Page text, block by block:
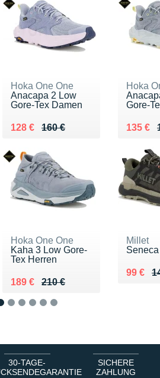
Hoka One One
Anacapa 2 Low
Gore-Tex Damen
160 €
Au lieu de 160 €
128 €
Vendu 128 €
Hoka
Gore-
Au lieu
135 €
Vendu
Hoka One One
Kaha 3 Low Gore-
Tex Herren
210 €
Au lieu de 210 €
189 €
Vendu 189 €
Millet
Au lieu
99 €
Vendu
30-TAGE-
SICHERE
ZAHLUNG